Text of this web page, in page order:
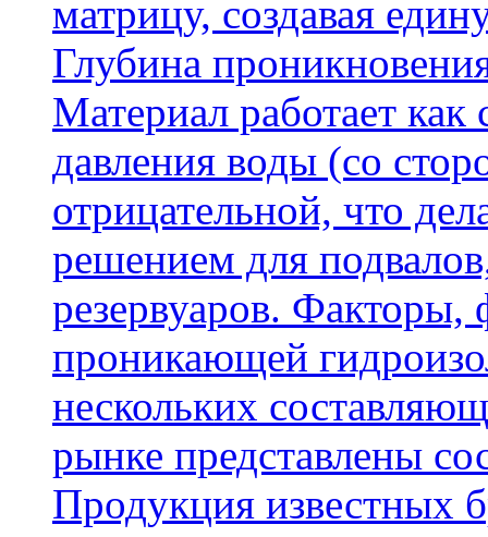
матрицу, создавая
Глубина
Материал работает
давления воды (со
отрицательной, что
решением для
резервуаров.
проникающей
нескольких
рынке представлены
Продукция известных